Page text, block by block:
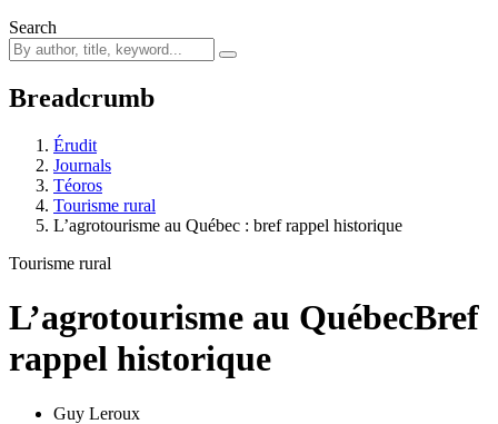
Search
Breadcrumb
Érudit
Journals
Téoros
Tourisme rural
L’agrotourisme au Québec : bref rappel historique
Tourisme rural
L’agrotourisme au QuébecBref
rappel historique
Guy Leroux